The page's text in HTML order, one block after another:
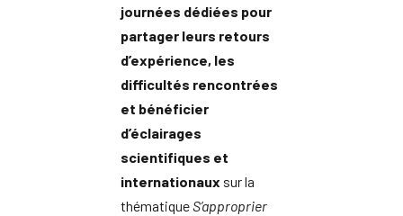
journées dédiées pour
partager leurs retours
d’expérience, les
difficultés rencontrées
et bénéficier
d’éclairages
scientifiques et
internationaux sur la
thématiqueS’approprier